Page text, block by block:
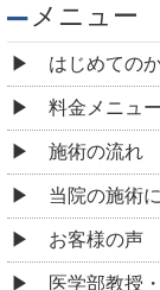
メニュー
はじめての
料金メニュー
施術の流れ
当院の施術
お客様の声
医学部教授